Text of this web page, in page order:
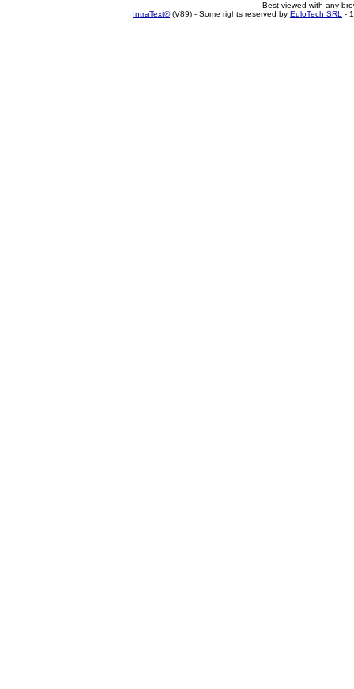
Best viewed with any
IntraText®(V89) - Some rights reserved by EuloTech SRL -